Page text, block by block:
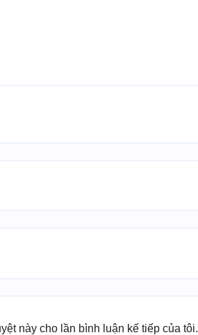
này cho lần bình luận kế tiếp của tôi.